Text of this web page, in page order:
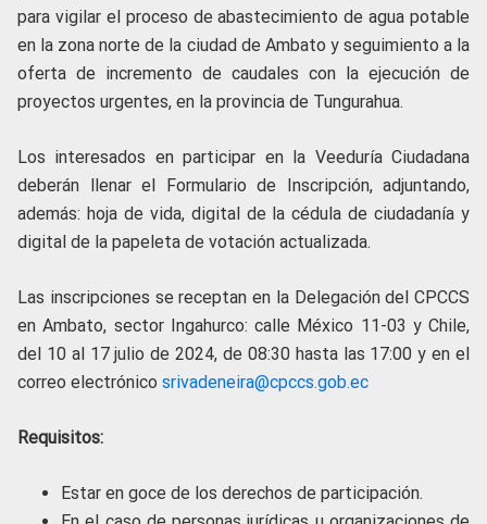
para vigilar el proceso de abastecimiento de agua potable
en la zona norte de la ciudad de Ambato y seguimiento a la
oferta de incremento de caudales con la ejecución de
proyectos urgentes, en la provincia de Tungurahua.
Los interesados en participar en la Veeduría Ciudadana
deberán llenar el Formulario de Inscripción, adjuntando,
además: hoja de vida, digital de la cédula de ciudadanía y
digital de la papeleta de votación actualizada.
Las inscripciones se receptan en la Delegación del CPCCS
en Ambato, sector Ingahurco: calle México 11-03 y Chile,
del 10 al 17 julio de 2024, de 08:30 hasta las 17:00 y en el
correo electrónico srivadeneira@cpccs.gob.ec
Requisitos:
Estar en goce de los derechos de participación.